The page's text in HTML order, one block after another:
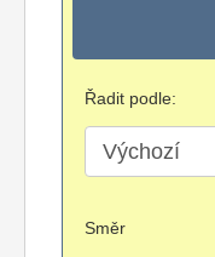
Řadit podle:
Směr